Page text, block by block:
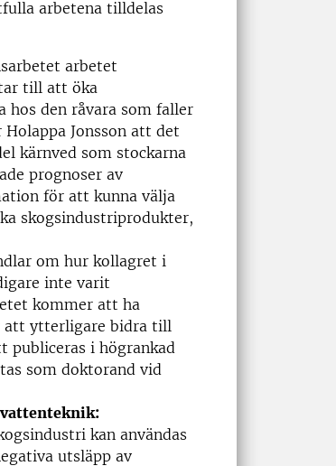
arbetena tilldelas
arbetet
till att öka
hos den råvara som faller
Jonsson att det
kärnved som stockarna
prognoser av
för att kunna välja
skogsindustriprodukter,
om hur kollagret i
inte varit
kommer att ha
att ytterligare bidra till
publiceras i högrankad
som doktorand vid
kan användas
utsläpp av